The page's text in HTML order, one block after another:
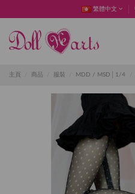
繁體中文
主頁 商品 服裝 MDD / MSD│1/4